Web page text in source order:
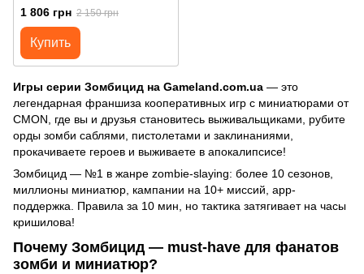
(Zombicide: White Death -
Eternal Empire)
1 806 грн 2 150 грн
Купить
Игры серии Зомбицид на Gameland.com.ua — это
легендарная франшиза кооперативных игр с миниатюрами от
CMON, где вы и друзья становитесь выживальщиками, рубите
орды зомби саблями, пистолетами и заклинаниями,
прокачиваете героев и выживаете в апокалипсисе!
Зомбицид — №1 в жанре zombie-slaying: более 10 сезонов,
миллионы миниатюр, кампании на 10+ миссий, app-
поддержка. Правила за 10 мин, но тактика затягивает на часы
кришилова!
Почему Зомбицид — must-have для фанатов
зомби и миниатюр?